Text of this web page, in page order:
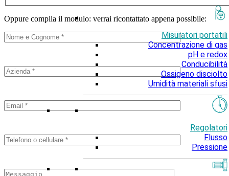
Misuratori portatili
Concentrazione di gas
pH e redox
Conducibilità
Ossigeno disciolto
Umidità materiali sfusi
Regolatori
Flusso
Pressione
Oppure compila il modulo: verrai ricontattato appena possibile: